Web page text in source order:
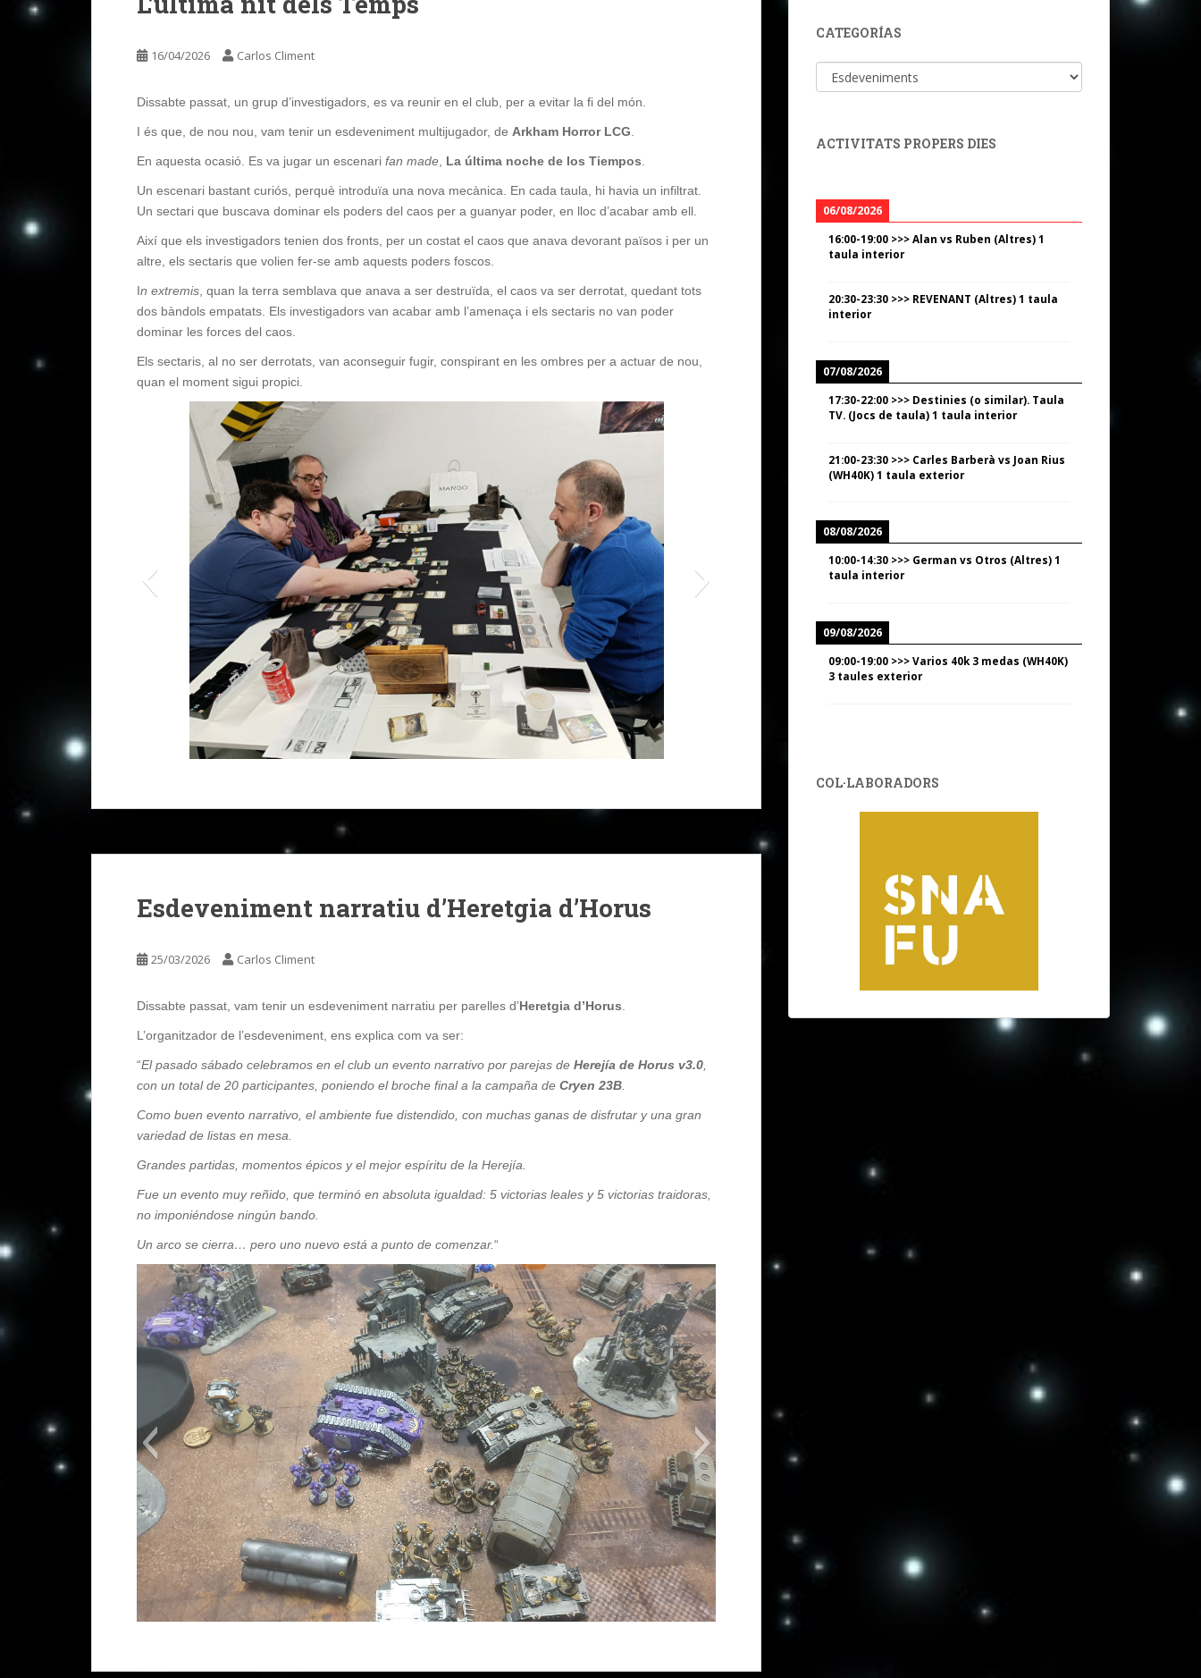
16/04/2026 Carlos Climent
Dissabte passat, un grup d’investigadors, es va reunir en el club, per a evitar la fi del món.
I és que, de nou nou, vam tenir un esdeveniment multijugador, de Arkham Horror LCG.
En aquesta ocasió. Es va jugar un escenari fan made, La última noche de los Tiempos.
Un escenari bastant curiós, perquè introduïa una nova mecànica. En cada taula, hi havia un infiltrat.
Un sectari que buscava dominar els poders del caos per a guanyar poder, en lloc d’acabar amb ell.
Així que els investigadors tenien dos fronts, per un costat el caos que anava devorant països i per un
altre, els sectaris que volien fer-se amb aquests poders foscos.
In extremis, quan la terra semblava que anava a ser destruïda, el caos va ser derrotat, quedant tots
dos bàndols empatats. Els investigadors van acabar amb l’amenaça i els sectaris no van poder
dominar les forces del caos.
Els sectaris, al no ser derrotats, van aconseguir fugir, conspirant en les ombres per a actuar de nou,
quan el moment sigui propici.
Esdeveniment narratiu d’Heretgia d’Horus
25/03/2026 Carlos Climent
Dissabte passat, vam tenir un esdeveniment narratiu per parelles d’Heretgia d’Horus.
L’organitzador de l’esdeveniment, ens explica com va ser:
“El pasado sábado celebramos en el club un evento narrativo por parejas de Herejía de Horus v3.0,
con un total de 20 participantes, poniendo el broche final a la campaña de Cryen 23B.
Como buen evento narrativo, el ambiente fue distendido, con muchas ganas de disfrutar y una gran
variedad de listas en mesa.
Grandes partidas, momentos épicos y el mejor espíritu de la Herejía.
Fue un evento muy reñido, que terminó en absoluta igualdad: 5 victorias leales y 5 victorias traidoras,
no imponiéndose ningún bando.
Un arco se cierra… pero uno nuevo está a punto de comenzar.“
CATEGORÍAS
Categorías
ACTIVITATS PROPERS DIES
06/08/2026
16:00-19:00 >>>Alan vs Ruben (Altres) 1
taula interior
20:30-23:30 >>> REVENANT (Altres) 1 taula
interior
07/08/2026
17:30-22:00 >>> Destinies (o similar). Taula
TV. (Jocs de taula) 1 taula interior
21:00-23:30 >>> Carles Barberà vs Joan Rius
(WH40K) 1 taula exterior
08/08/2026
10:00-14:30 >>> German vs Otros (Altres) 1
taula interior
09/08/2026
09:00-19:00 >>>Varios 40k 3 medas (WH40K)
3 taules exterior
COL·LABORADORS